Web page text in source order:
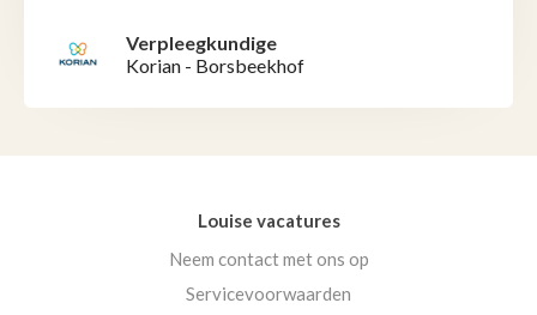
Verpleegkundige
Korian - Borsbeekhof
Louise vacatures
Neem contact met ons op
Servicevoorwaarden